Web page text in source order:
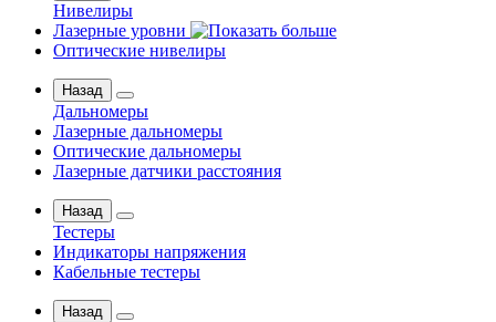
Нивелиры
Лазерные уровни
Оптические нивелиры
Назад
Дальномеры
Лазерные дальномеры
Оптические дальномеры
Лазерные датчики расстояния
Назад
Тестеры
Индикаторы напряжения
Кабельные тестеры
Назад